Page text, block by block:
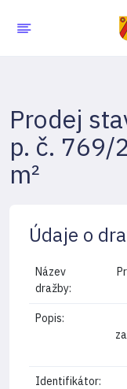
Prodej
p. č. 769/
m²
Údaje o
Název
dražby:
Popis:
Identifikátor: